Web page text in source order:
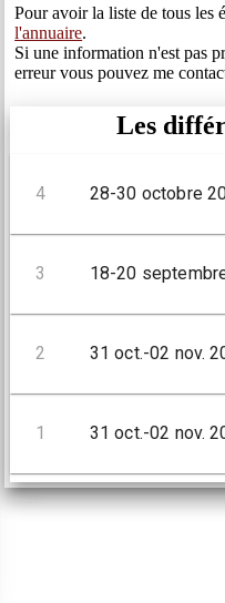
Pour avoir la liste de tous les
l'annuaire.
Si une information n'est pas
erreur vous pouvez me
Les
4 28-30 octobre
3 18-20
2 31 oct.-02 nov.
1 31 oct.-02 nov.